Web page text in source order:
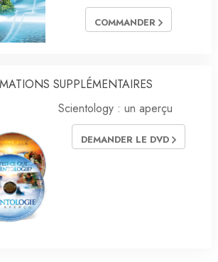
COMMANDER
SUPPLÉMENTAIRES
Scientology : un aperçu
DEMANDER LE DVD